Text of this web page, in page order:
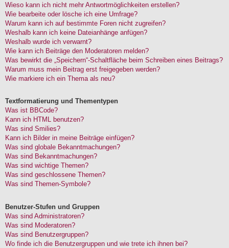
Wieso kann ich nicht mehr Antwortmöglichkeiten erstellen?
Wie bearbeite oder lösche ich eine Umfrage?
Warum kann ich auf bestimmte Foren nicht zugreifen?
Weshalb kann ich keine Dateianhänge anfügen?
Weshalb wurde ich verwarnt?
Wie kann ich Beiträge den Moderatoren melden?
Was bewirkt die „Speichern“-Schaltfläche beim Schreiben eines Beitrags?
Warum muss mein Beitrag erst freigegeben werden?
Wie markiere ich ein Thema als neu?
Textformatierung und Thementypen
Was ist BBCode?
Kann ich HTML benutzen?
Was sind Smilies?
Kann ich Bilder in meine Beiträge einfügen?
Was sind globale Bekanntmachungen?
Was sind Bekanntmachungen?
Was sind wichtige Themen?
Was sind geschlossene Themen?
Was sind Themen-Symbole?
Benutzer-Stufen und Gruppen
Was sind Administratoren?
Was sind Moderatoren?
Was sind Benutzergruppen?
Wo finde ich die Benutzergruppen und wie trete ich ihnen bei?